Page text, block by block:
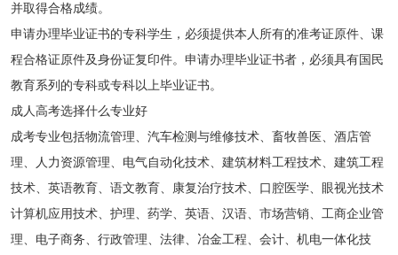
并取得合格成绩。
申请办理毕业证书的专科学生，必须提供本人所有的准考证原件、课
程合格证原件及身份证复印件。申请办理毕业证书者，必须具有国民
教育系列的专科或专科以上毕业证书。
成人高考选择什么专业好
成考专业包括物流管理、汽车检测与维修技术、畜牧兽医、酒店管
理、人力资源管理、电气自动化技术、建筑材料工程技术、建筑工程
技术、英语教育、语文教育、康复治疗技术、口腔医学、眼视光技术
计算机应用技术、护理、药学、英语、汉语、市场营销、工商企业管
理、电子商务、行政管理、法律、冶金工程、会计、机电一体化技